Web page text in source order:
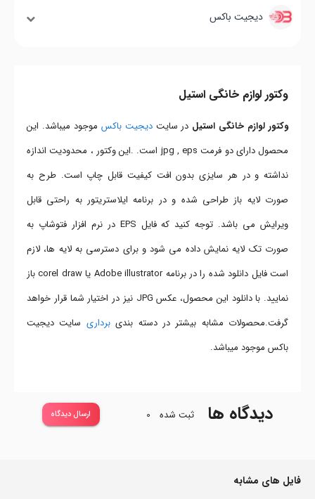
دیجیت باکس
وکتور لوازم خانگی استیل
وکتور لوازم خانگی استیل در سایتدیجیت باکس موجود میباشد. این
محصول دارای دو فرمت jpg , eps است. .این وکتور ، محدودیت اندازه
نداشته و در هر سایزی بدون افت کیفیت قابل چاپ است. طرح به
صورت لایه باز طراحی شده و در برنامه ایلاستریتور به راحتی قابل
ویرایش می باشد. توجه کنید که فایل EPS در نرم افزار فتوشاپ به
صورت تک لایه نمایش داده می شود و برای دسترسی به لایه ها، لازم
است فایل دانلود شده را در برنامه Adobe illustrator یا corel draw باز
نمایید. با دانلود این محصول، عکس JPG نیز در اختیار شما قرار خواهد
گرفت.محصولات مشابه بیشتر در دسته بندیبرداری سایت دیجیت
باکس موجود میباشد.
دیدگاه ها ثبت شده 0 ارسال دیدگاه
فایل های مشابه